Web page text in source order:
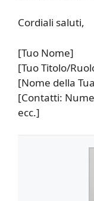
Cordiali saluti,
[Tuo Nome]
[Tuo Titolo/
[Nome della
[Contatti:
ecc.]